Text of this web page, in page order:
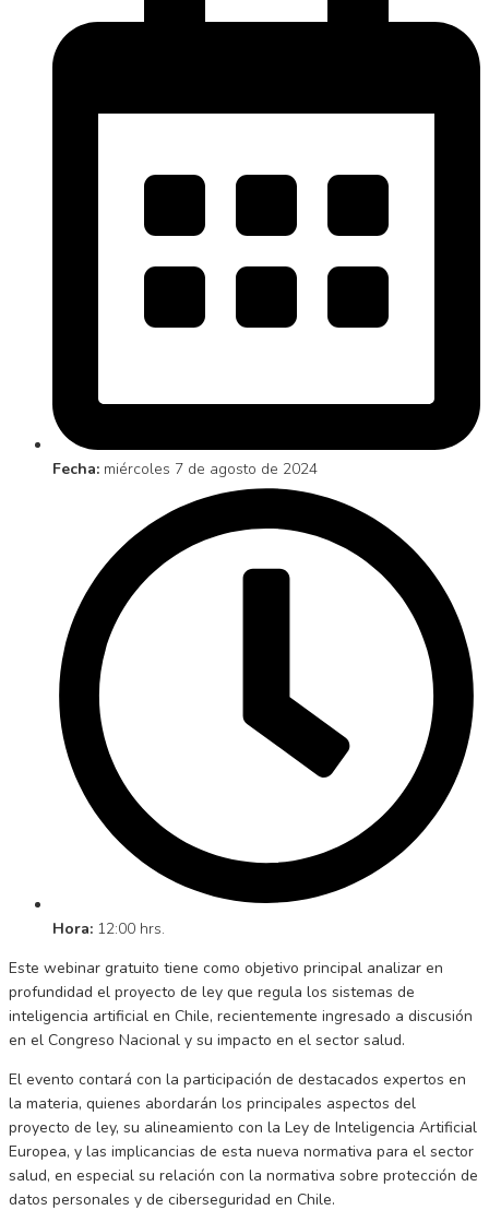
Fecha: miércoles 7 de agosto de 2024
Hora: 12:00 hrs.
Este webinar gratuito tiene como objetivo principal analizar en
profundidad el proyecto de ley que regula los sistemas de
inteligencia artificial en Chile, recientemente ingresado a discusión
en el Congreso Nacional y su impacto en el sector salud.
El evento contará con la participación de destacados expertos en
la materia, quienes abordarán los principales aspectos del
proyecto de ley, su alineamiento con la Ley de Inteligencia Artificial
Europea, y las implicancias de esta nueva normativa para el sector
salud, en especial su relación con la normativa sobre protección de
datos personales y de ciberseguridad en Chile.